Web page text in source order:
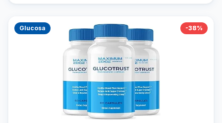
Glucosa -38%